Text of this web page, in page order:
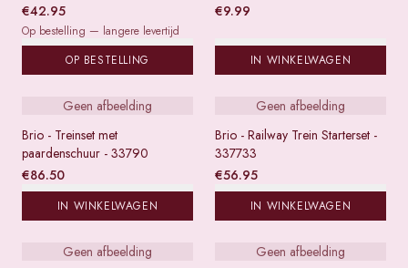
€42.95
Op bestelling — langere levertijd
OP BESTELLING
€9.99
IN WINKELWAGEN
Geen afbeelding
Brio - Treinset met
paardenschuur - 33790
€86.50
IN WINKELWAGEN
Geen afbeelding
Brio - Railway Trein Starterset -
337733
€56.95
IN WINKELWAGEN
Geen afbeelding Geen afbeelding